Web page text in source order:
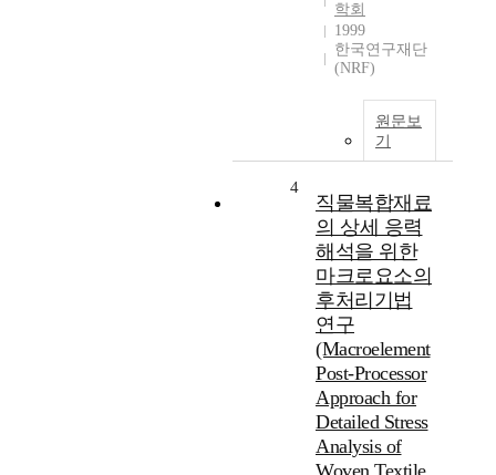
학회
1999
한국연구재단
(NRF)
원문보
기
4
직물복합재료
의 상세 응력
해석을 위한
마크로요소의
후처리기법
연구
(Macroelement
Post-Processor
Approach for
Detailed Stress
Analysis of